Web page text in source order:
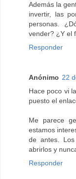
Además la
invertir, las
personas.
vender? ¿Y el
Responder
Anónimo 22
Hace poco vi
puesto el
Me parece
estamos
de antes.
abrirlos y
Responder